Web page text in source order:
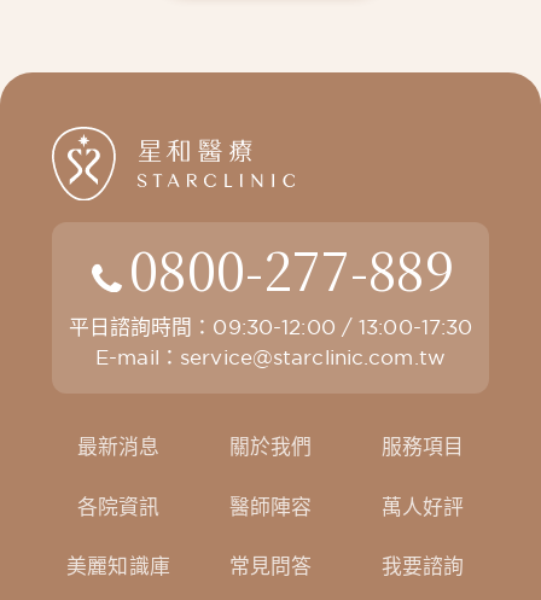
0800-277-889
平日諮詢時間：09:30-12:00 / 13:00-17:30
E-mail： service@starclinic.com.tw
最新消息 關於我們 服務項目
各院資訊 醫師陣容 萬人好評
美麗知識庫 常見問答 我要諮詢